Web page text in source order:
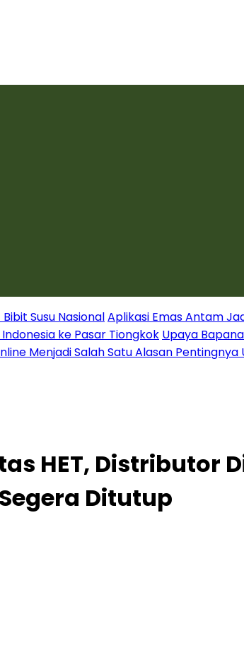
Susu NasionalAplikasi Emas Antam
ke Pasar Tiongkok Upaya
Menjadi Salah Satu Alasan Pentingnya
HET, Distributor
Ditutup